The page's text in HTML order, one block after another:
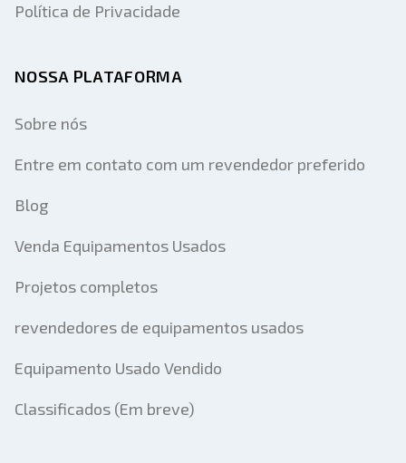
Política de Privacidade
NOSSA PLATAFORMA
Sobre nós
Entre em contato com um revendedor preferido
Blog
Venda Equipamentos Usados
Projetos completos
revendedores de equipamentos usados
Equipamento Usado Vendido
Classificados (Em breve)